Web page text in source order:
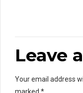
Leave
Your email address
marked *